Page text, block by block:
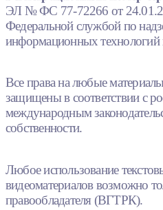
ЭЛ № ФС 77-72266 от
Федеральной службой по
информационных
Все права на любые
защищены в соответствии с
международным
собственности.
Любое использование
видеоматериалов возможно
правообладателя (ВГТРК).